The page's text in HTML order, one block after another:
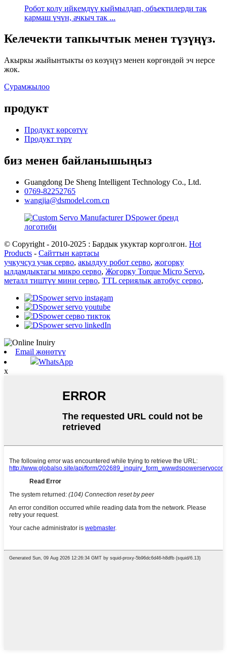
Робот колу ийкемдүү кыймылдап, объектилерди так
кармаш үчүн, ачкыч так ...
Келечекти тапкычтык менен түзүңүз.
Акыркы жыйынтыкты өз көзүңүз менен көргөндөй эч нерсе
жок.
Сурамжылоо
продукт
Продукт көрсөтүү
Продукт түрү
биз менен байланышыңыз
Guangdong De Sheng Intelligent Technology Co., Ltd.
0769-82252765
wangjia@dsmodel.com.cn
© Copyright - 2010-2025 : Бардык укуктар корголгон. Hot
Products - Сайттын картасы
учкучсуз учак серво, акылдуу робот серво, жогорку
ылдамдыктагы микро серво, Жогорку Torque Micro Servo,
металл тиштүү мини серво, TTL сериялык автобус серво,
Email жөнөтүү
WhatsApp
x